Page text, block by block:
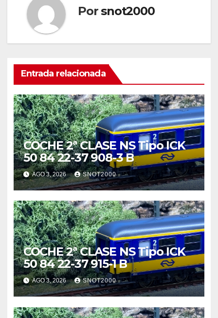
Porsnot2000
Entrada relacionada
COCHE 2ª CLASE NS Tipo ICK
50 84 22-37 908-3 B
AGO 3, 2026 SNOT2000
COCHE 2ª CLASE NS Tipo ICK
50 84 22-37 915-1 B
AGO 3, 2026 SNOT2000